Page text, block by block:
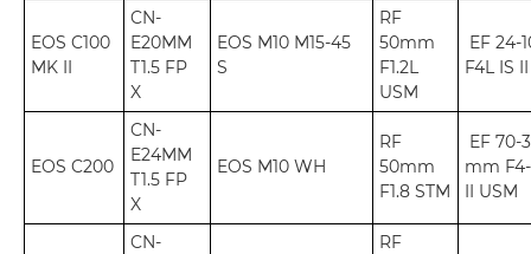
EOS C100
MK II
CN-
E20MM
T1.5 FP
X
EOS M10 M15-45
S
RF
50mm
F1.2L
USM
EF 24-
F4L IS
EOS C200
CN-
E24MM
T1.5 FP
X
EOS M10 WH
RF
50mm
F1.8 STM
EF 70-
mm
II USM
CN-
RF